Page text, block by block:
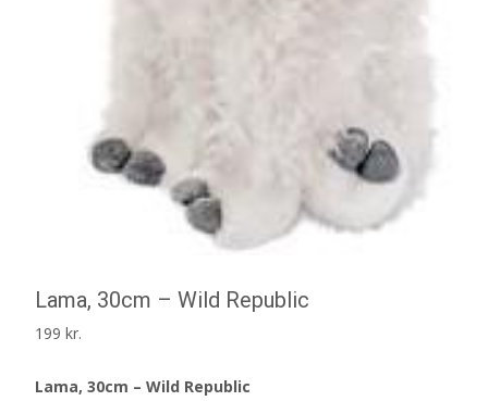
Lama, 30cm – Wild Republic
199 kr.
Lama, 30cm – Wild Republic